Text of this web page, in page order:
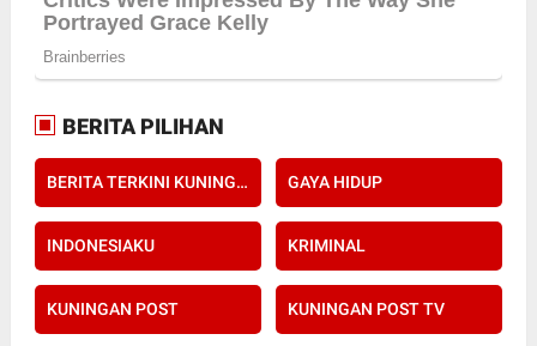
BERITA PILIHAN
BERITA TERKINI KUNINGAN POST GAYA HIDUP
INDONESIAKU KRIMINAL
KUNINGAN POST KUNINGAN POST TV